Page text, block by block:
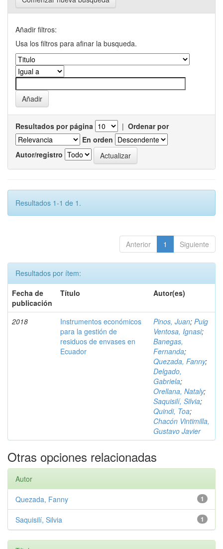
Añadir filtros:
Usa los filtros para afinar la busqueda.
Resultados por página | Ordenar por
En orden
Autor/registro
Resultados 1-1 de 1.
Anterior 1 Siguiente
Resultados por ítem:
Fecha de
publicación
Título Autor(es)
2018
Instrumentos económicos
para la gestión de
residuos de envases en
Ecuador
Pinos, Juan; Puig
Ventosa, Ignasi;
Banegas,
Fernanda;
Quezada, Fanny;
Delgado,
Gabriela;
Orellana, Nataly;
Saquisilí, Silvia;
Quindi, Toa;
Chacón Vintimilla,
Gustavo Javier
Otras opciones relacionadas
Autor
1
Quezada, Fanny
1
Saquisilí, Silvia